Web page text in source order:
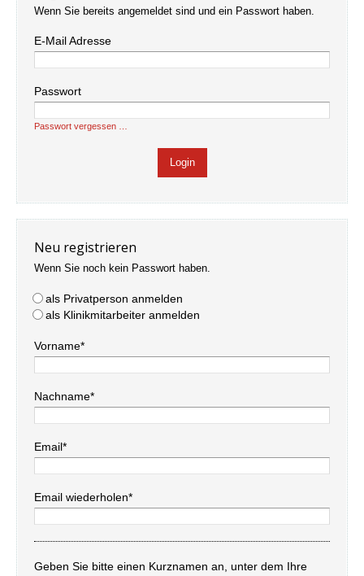
Wenn Sie bereits angemeldet sind und ein Passwort haben.
E-Mail Adresse
Passwort
Passwort vergessen …
Neu registrieren
Wenn Sie noch kein Passwort haben.
als Privatperson anmelden
als Klinikmitarbeiter anmelden
Vorname*
Nachname*
Email*
Email wiederholen*
Geben Sie bitte einen Kurznamen an, unter dem Ihre